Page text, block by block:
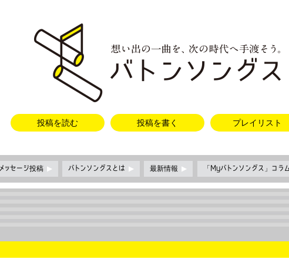
投稿を読む 投稿を書く プレイリスト
メッセージ投稿 ▶ バトンソングスとは ▶ 最新情報▶ 「Myバトンソングス」コラ